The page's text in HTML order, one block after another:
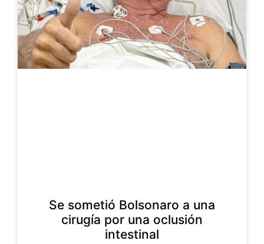
Se sometió Bolsonaro a una
cirugía por una oclusión
intestinal